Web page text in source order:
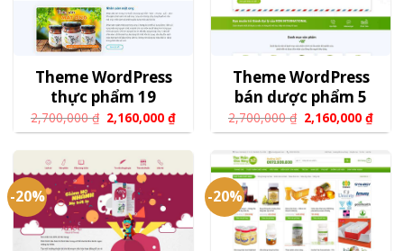
Theme WordPress
thực phẩm 19
2,700,000₫ 2,160,000₫
Theme WordPress
bán dược phẩm 5
2,700,000₫ 2,160,000₫
-20% -20%